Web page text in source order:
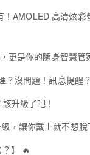
！AMOLED 高清炫
更是你的隨身智慧管
？沒問題！訊息提醒
升級了吧！
，讓你戴上就不想脫
】 🔥